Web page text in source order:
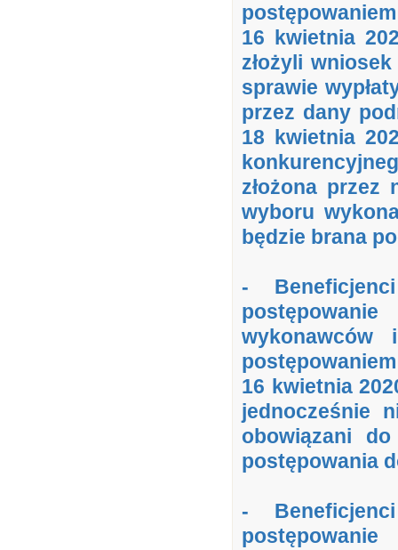
16 kwietnia
złożyli
sprawie
przez dany
18 kwietnia
złożona przez
wyboru
będzie brana
-
16 kwietnia
jednocześnie
obowiązani
postępowania
-